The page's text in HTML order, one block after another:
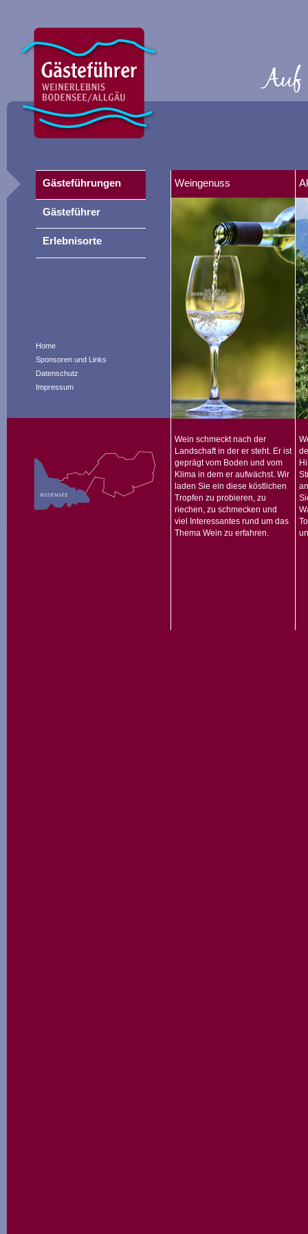
Home
Sponsoren und Links
Datenschutz
Impressum
Weingenuss
Wein schmeckt nach der
Landschaft in der er steht. Er ist
geprägt vom Boden und vom
Klima in dem er aufwächst. Wir
laden Sie ein diese köstlichen
Tropfen zu probieren, zu
riechen, zu schmecken und
viel Interessantes rund um das
Thema Wein zu erfahren.
Gästeführungen
Gästeführer
Erlebnisorte